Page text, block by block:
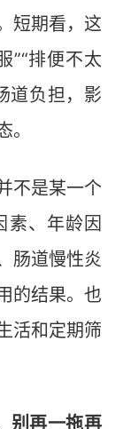
短期看，这
”“排便不太
道负担，影
不是某一个
素、年龄因
肠道慢性炎
的结果。也
活和定期筛
再一拖再